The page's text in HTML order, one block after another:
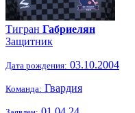
Тигран Габриелян
Защитник
Дата рождения: 03.10.2004
Команда: Гвардия